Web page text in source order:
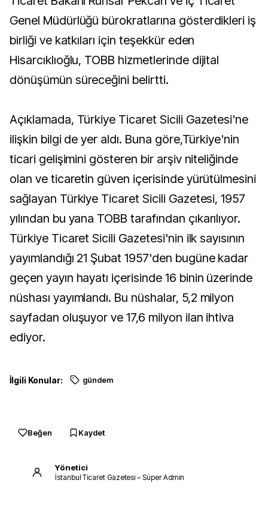
Genel Müdürlüğü bürokratlarına gösterdikleri iş
birliği ve katkıları için teşekkür eden
Hisarcıklıoğlu, TOBB hizmetlerinde dijital
dönüşümün süreceğini belirtti.
Açıklamada, Türkiye Ticaret Sicili Gazetesi'ne
ilişkin bilgi de yer aldı. Buna göre,Türkiye'nin
ticari gelişimini gösteren bir arşiv niteliğinde
olan ve ticaretin güven içerisinde yürütülmesini
sağlayan Türkiye Ticaret Sicili Gazetesi, 1957
yılından bu yana TOBB tarafından çıkarılıyor.
Türkiye Ticaret Sicili Gazetesi'nin ilk sayısının
yayımlandığı 21 Şubat 1957'den bugüne kadar
geçen yayın hayatı içerisinde 16 binin üzerinde
nüshası yayımlandı. Bu nüshalar, 5,2 milyon
sayfadan oluşuyor ve 17,6 milyon ilan ihtiva
ediyor.
İlgili Konular: gündem
Beğen Kaydet
Yönetici
İstanbul Ticaret Gazetesi – Süper Admin